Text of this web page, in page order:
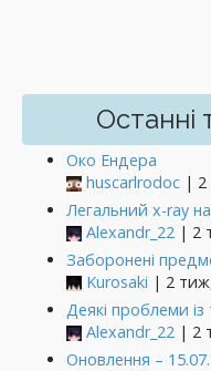
Останні
Око Ендера
huscarlrodoc | 2
Легальний x-ray на
Alexandr_22 | 2
Заборонені
Kurosaki | 2
Деякі проблеми
Alexandr_22 | 2
Оновлення –